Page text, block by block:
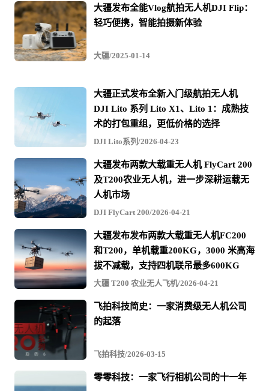
大疆发布全能Vlog航拍无人机DJI Flip：
轻巧便携，智能拍摄新体验
大疆/2025-01-14
1
页
一
页
大疆正式发布全新入门级航拍无人机
DJI Lito 系列 Lito X1、Lito 1：成熟技
术的打包重组，更低价格的选择
DJI Lito系列/2026-04-23
大疆发布两款大载重无人机 FlyCart 200
及T200农业无人机，进一步深耕运载无
人机市场
DJI FlyCart 200/2026-04-21
大疆发布发布两款大载重无人机FC200
和T200，单机载重200KG，3000 米高海
拔不减载，支持四机联吊最多600KG
大疆 T200 农业无人飞机/2026-04-21
飞拍科技简史：一家消费级无人机公司
的起落
飞拍科技/2026-03-15
零零科技：一家飞行相机公司的十一年